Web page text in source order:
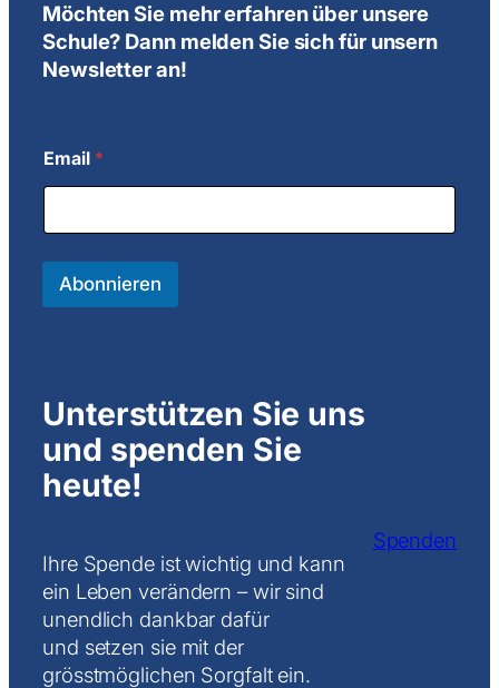
Möchten Sie mehr erfahren über unsere
Schule? Dann melden Sie sich für unsern
Newsletter an!
E
m
i
Email *
Abonnieren
Unterstützen Sie uns
und spenden Sie
heute!
Ihre Spende ist wichtig und kann
ein Leben verändern – wir sind
unendlich dankbar dafür
und setzen sie mit der
grösstmöglichen Sorgfalt ein.
Spenden